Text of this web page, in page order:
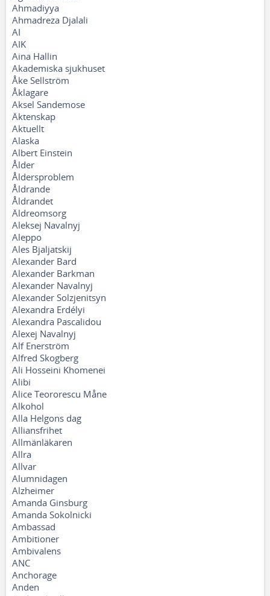
Ahmadiyya
Ahmadreza Djalali
AI
AIK
Aina Hallin
Akademiska sjukhuset
Åke Sellström
Åklagare
Aksel Sandemose
Äktenskap
Aktuellt
Alaska
Albert Einstein
Ålder
Åldersproblem
Åldrande
Åldrandet
Äldreomsorg
Aleksej Navalnyj
Aleppo
Ales Bjaljatskij
Alexander Bard
Alexander Barkman
Alexander Navalnyj
Alexander Solzjenitsyn
Alexandra Erdélyi
Alexandra Pascalidou
Alexej Navalnyj
Alf Enerström
Alfred Skogberg
Ali Hosseini Khomenei
Alibi
Alice Teororescu Måne
Alkohol
Alla Helgons dag
Alliansfrihet
Allmänläkaren
Allra
Allvar
Alumnidagen
Alzheimer
Amanda Ginsburg
Amanda Sokolnicki
Ambassad
Ambitioner
Ambivalens
ANC
Anchorage
Anden